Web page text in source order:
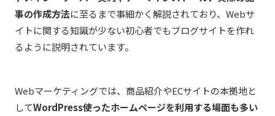
事の作成方法に至るまで事細かく解説されており、Webサ
イトに関する知識が少ない初心者でもブログサイトを作れ
るように説明されています。
Webマーケティングでは、商品紹介やECサイトの本拠地と
してWordPress使ったホームページを利用する場面も多い